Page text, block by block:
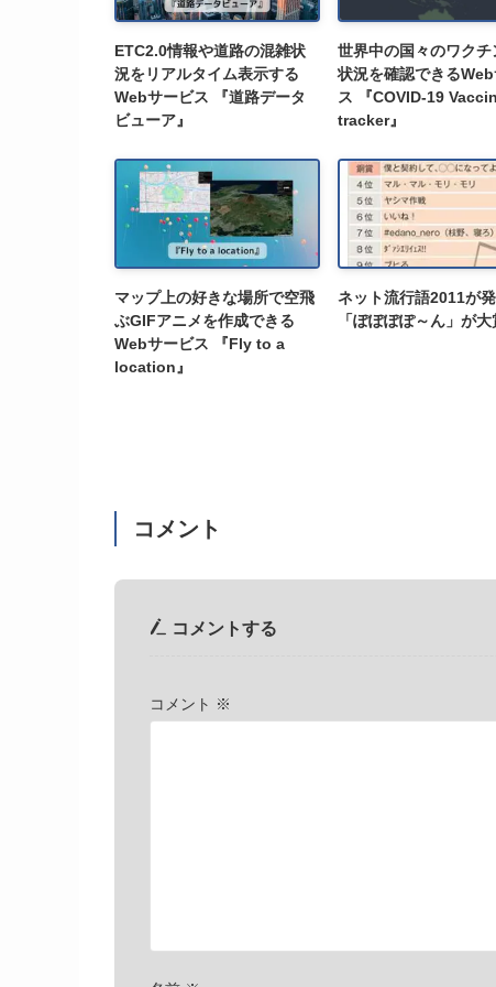
ETC2.0情報や道路の混雑状
況をリアルタイム表示する
Webサービス 『道路データ
ビューア』
世界中の国々のワクチ
状況を確認できる
ス 『COVID-19
tracker』
マップ上の好きな場所で空飛
ぶGIFアニメを作成できる
Webサービス 『Fly to a
location』
ネット流行語2011が
「ぽぽぽぽ～ん」が大
コメント
コメントする
コメント ※